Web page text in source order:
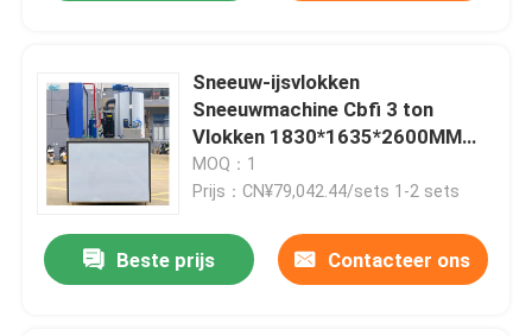
Sneeuw-ijsvlokken
Sneeuwmachine Cbfi 3 ton
Vlokken 1830*1635*2600MM
10,84kw IJsmachine
MOQ：1
Prijs：CN¥79,042.44/sets 1-2 sets
Beste prijs Contacteer ons